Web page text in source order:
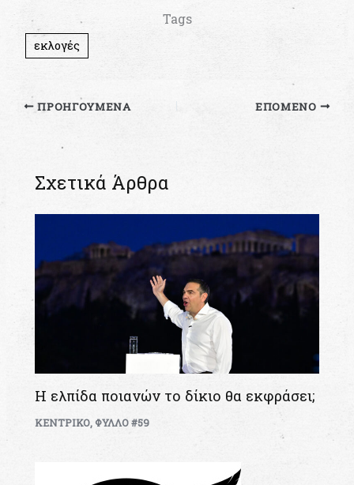
Tags
εκλογές
ΠΡΟΗΓΟΎΜΕΝΑ ΕΠΌΜΕΝΟ
Σχετικά Άρθρα
Η ελπίδα ποιανών το δίκιο θα εκφράσει;
ΚΕΝΤΡΙΚΟ,ΦΥΛΛΟ #59